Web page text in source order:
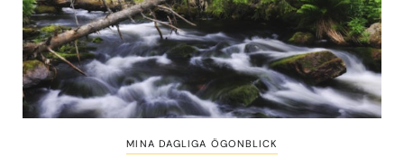
MINA DAGLIGA ÖGONBLICK